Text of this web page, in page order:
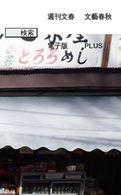
が明かす...
検索
週刊文春
電子版
文藝春秋
PLUS